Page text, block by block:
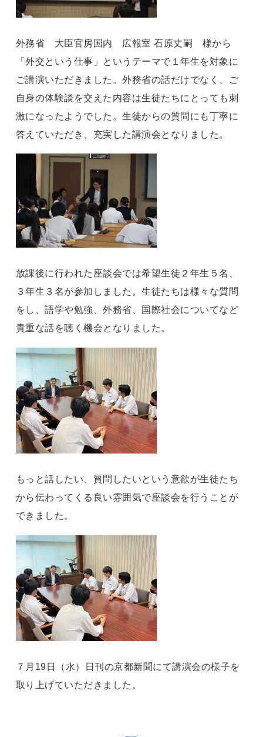
外務省 大臣官房国内 広報室 石原丈嗣 様から
「外交という仕事」というテーマで１年生を対象に
ご講演いただきました。外務省の話だけでなく、ご
自身の体験談を交えた内容は生徒たちにとっても刺
激になったようでした。生徒からの質問にも丁寧に
答えていただき、充実した講演会となりました。
放課後に行われた座談会では希望生徒２年生５名、
３年生３名が参加しました。生徒たちは様々な質問
をし、語学や勉強、外務省、国際社会についてなど
貴重な話を聴く機会となりました。
もっと話したい、質問したいという意欲が生徒たち
から伝わってくる良い雰囲気で座談会を行うことが
できました。
７月19日（水）日刊の京都新聞にて講演会の様子を
取り上げていただきました。